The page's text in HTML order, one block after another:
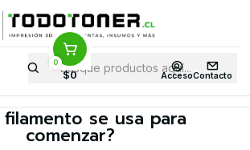
0
$0 AccesoContacto
enTienda· Despachoa Todo Chile · Retiro en
Tienda en24 Horas
¿Qué filamento se usa para comenzar?
filamento se usa para
comenzar?